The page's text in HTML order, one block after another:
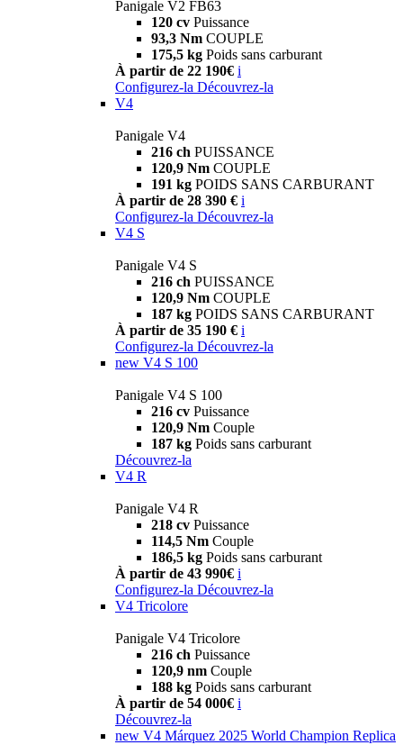
Panigale V2 FB63
120 cv Puissance
93,3 Nm COUPLE
175,5 kg Poids sans carburant
À partir de 22 190€ i
Configurez-la Découvrez-la
V4
Panigale V4
216 ch PUISSANCE
120,9 Nm COUPLE
191 kg POIDS SANS CARBURANT
À partir de 28 390 € i
Configurez-la Découvrez-la
V4 S
Panigale V4 S
216 ch PUISSANCE
120,9 Nm COUPLE
187 kg POIDS SANS CARBURANT
À partir de 35 190 € i
Configurez-la Découvrez-la
new V4 S 100
Panigale V4 S 100
216 cv Puissance
120,9 Nm Couple
187 kg Poids sans carburant
Découvrez-la
V4 R
Panigale V4 R
218 cv Puissance
114,5 Nm Couple
186,5 kg Poids sans carburant
À partir de 43 990€ i
Configurez-la Découvrez-la
V4 Tricolore
Panigale V4 Tricolore
216 ch Puissance
120,9 nm Couple
188 kg Poids sans carburant
À partir de 54 000€ i
Découvrez-la
new V4 Márquez 2025 World Champion Replica